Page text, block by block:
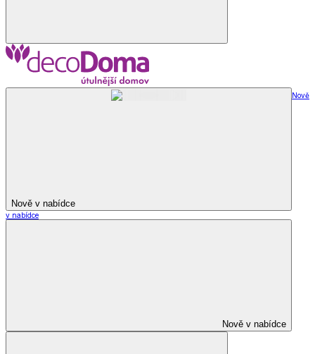
Nově v nabídce
Nově
v nabídce
Nově v nabídce